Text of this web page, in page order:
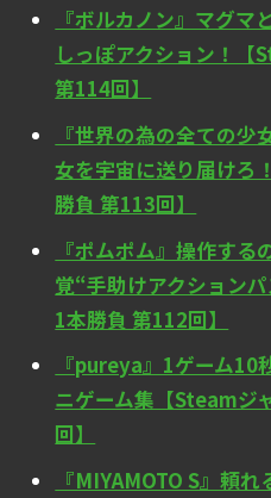
『ボルカノン』マグマ
しっぽアクション！【
第114回】
『世界の為の全ての
女を宇宙に送り届けろ
勝負 第113回】
『ポムポム』操作す
覚“手助けアクション
1本勝負 第112回】
『pureya』1ゲーム10
ニゲーム集【Steamジ
回】
『MIYAMOTO S』頼